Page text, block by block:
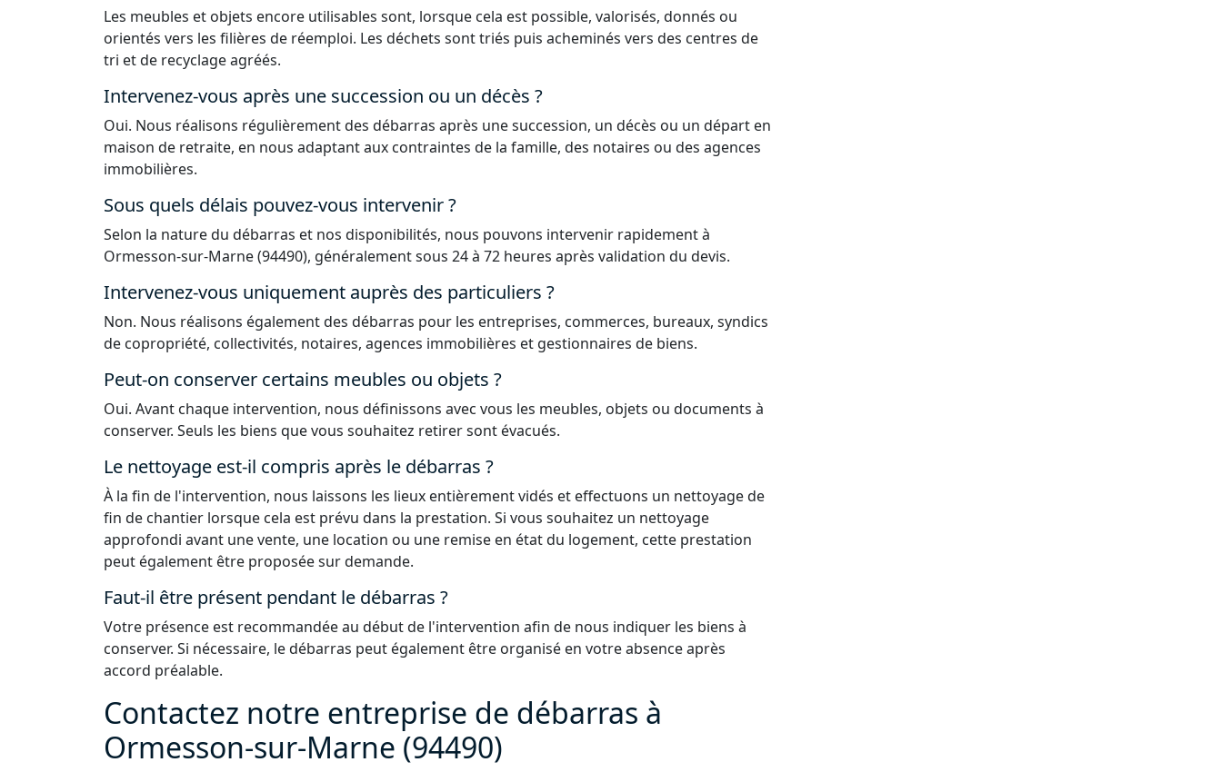
Les meubles et objets encore utilisables sont, lorsque cela est possible, valorisés, donnés ou
orientés vers les filières de réemploi. Les déchets sont triés puis acheminés vers des centres de
tri et de recyclage agréés.
Intervenez-vous après une succession ou un décès ?
Oui. Nous réalisons régulièrement des débarras après une succession, un décès ou un départ en
maison de retraite, en nous adaptant aux contraintes de la famille, des notaires ou des agences
immobilières.
Sous quels délais pouvez-vous intervenir ?
Selon la nature du débarras et nos disponibilités, nous pouvons intervenir rapidement à
Ormesson-sur-Marne (94490), généralement sous 24 à 72 heures après validation du devis.
Intervenez-vous uniquement auprès des particuliers ?
Non. Nous réalisons également des débarras pour les entreprises, commerces, bureaux, syndics
de copropriété, collectivités, notaires, agences immobilières et gestionnaires de biens.
Peut-on conserver certains meubles ou objets ?
Oui. Avant chaque intervention, nous définissons avec vous les meubles, objets ou documents à
conserver. Seuls les biens que vous souhaitez retirer sont évacués.
Le nettoyage est-il compris après le débarras ?
À la fin de l'intervention, nous laissons les lieux entièrement vidés et effectuons un nettoyage de
fin de chantier lorsque cela est prévu dans la prestation. Si vous souhaitez un nettoyage
approfondi avant une vente, une location ou une remise en état du logement, cette prestation
peut également être proposée sur demande.
Faut-il être présent pendant le débarras ?
Votre présence est recommandée au début de l'intervention afin de nous indiquer les biens à
conserver. Si nécessaire, le débarras peut également être organisé en votre absence après
accord préalable.
Contactez notre entreprise de débarras à
Ormesson-sur-Marne (94490)